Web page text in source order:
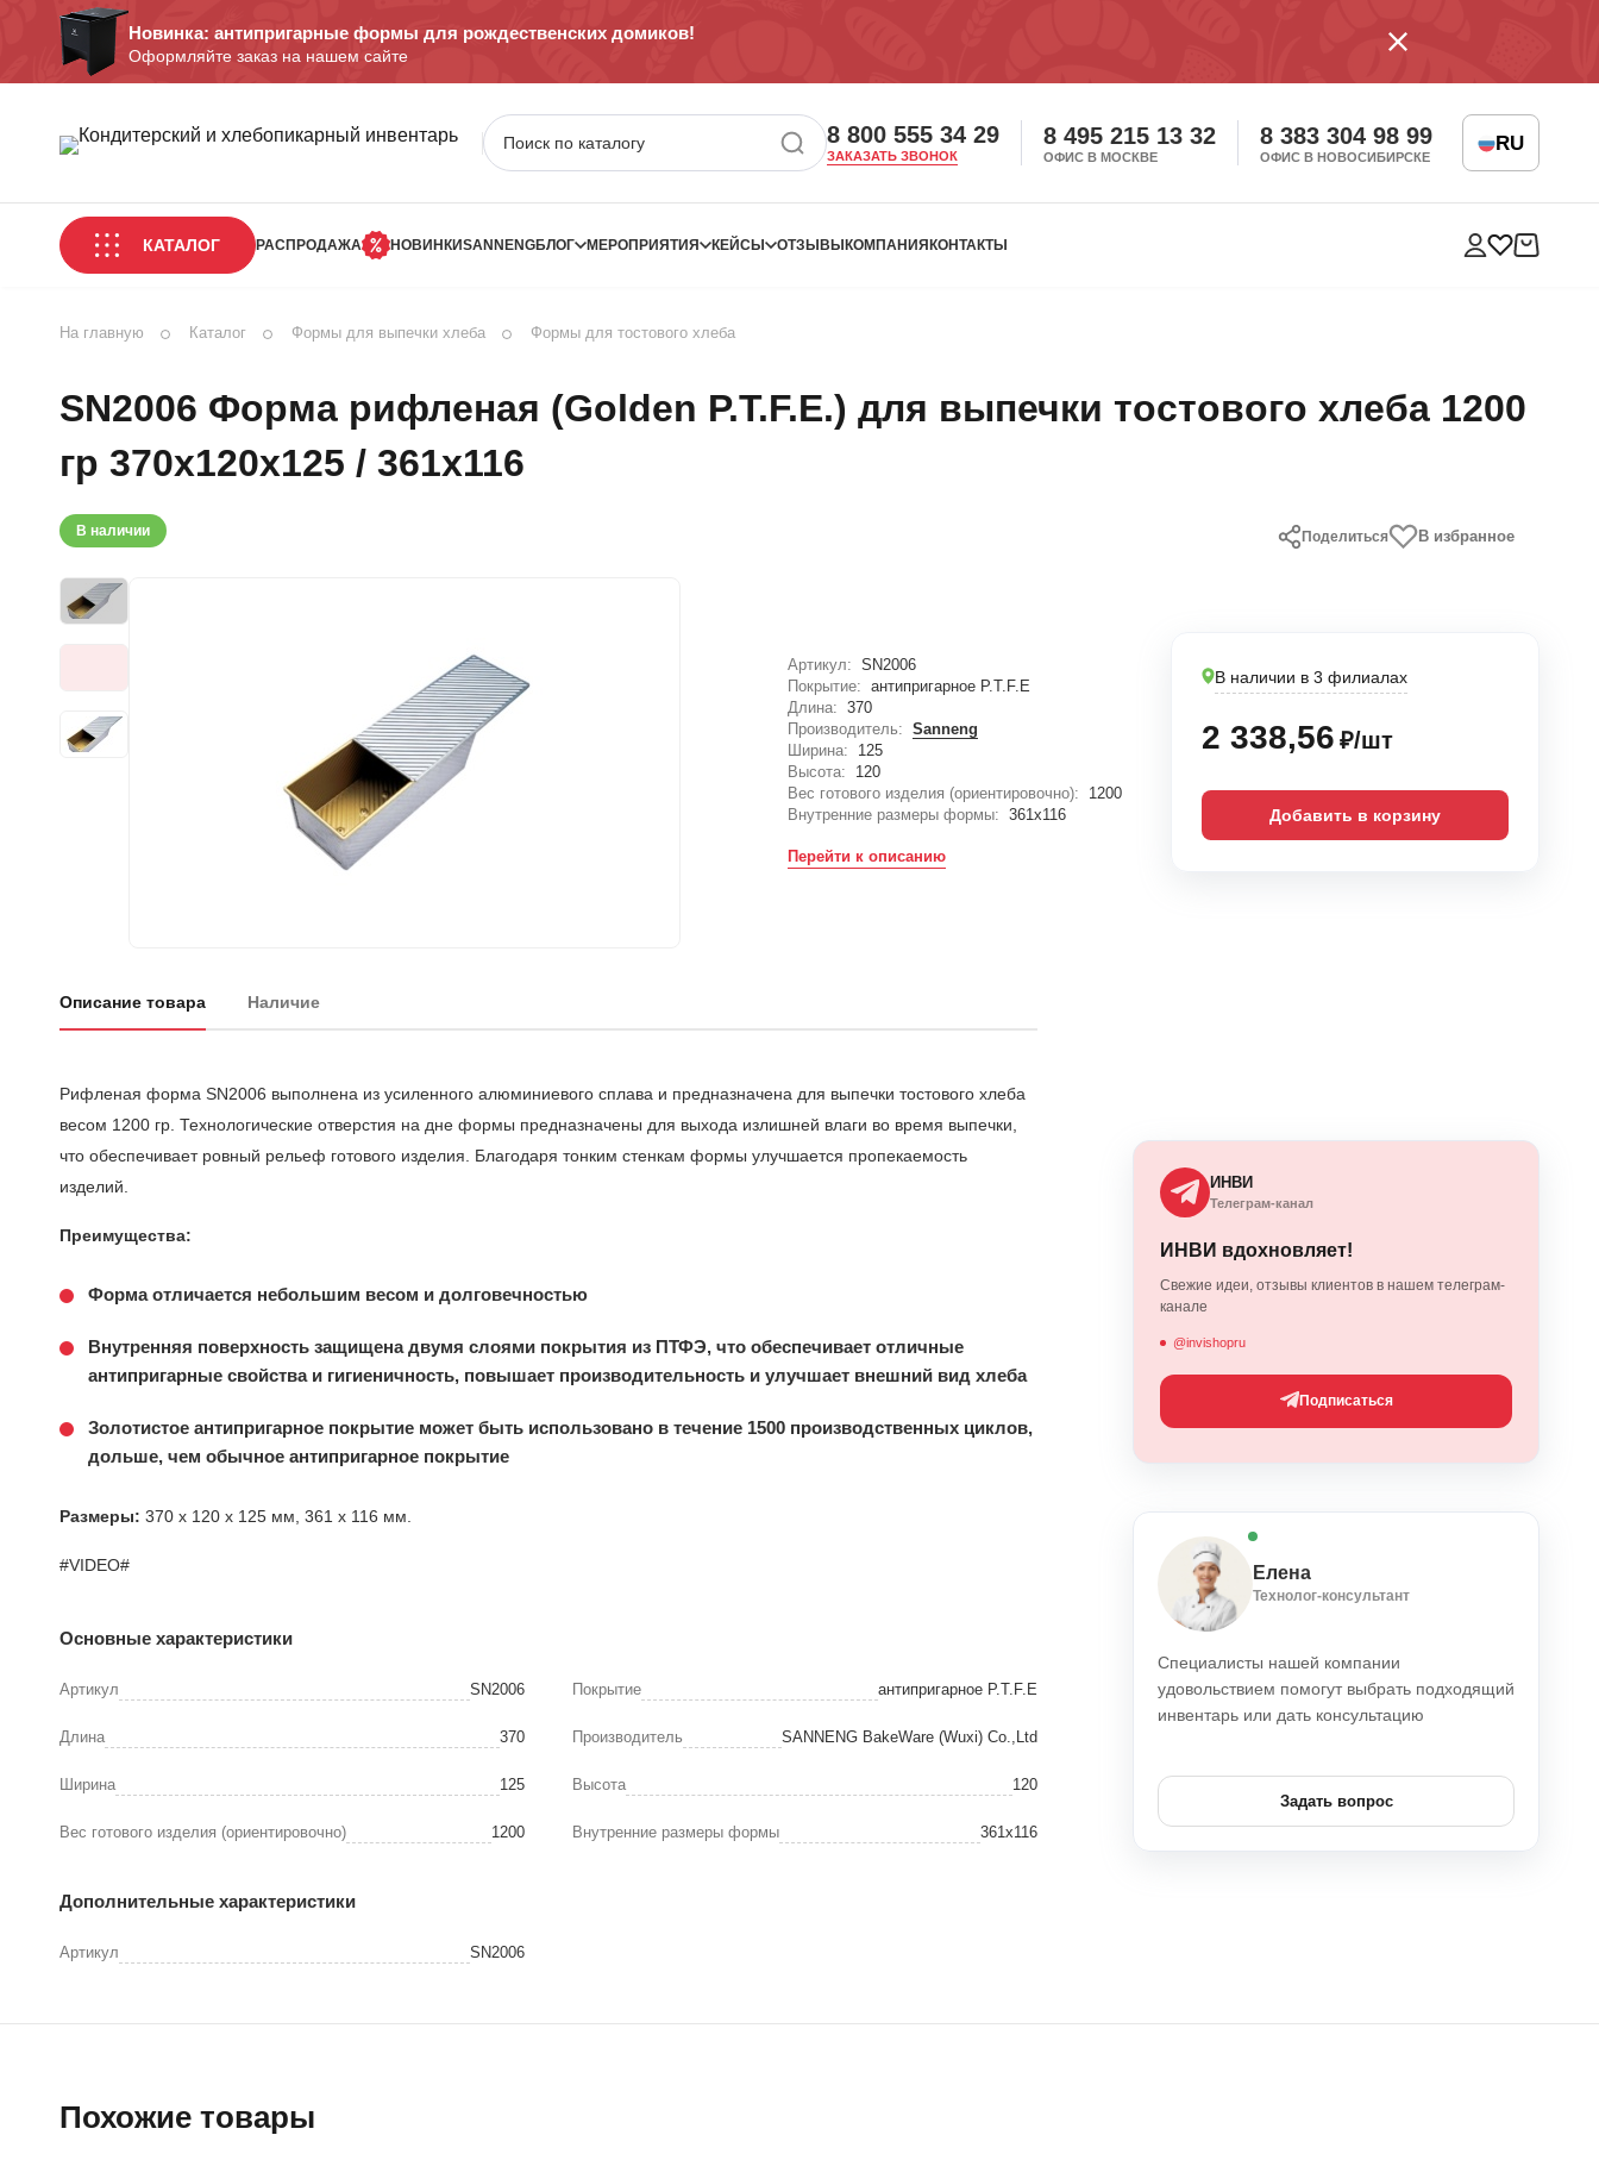
Новинка: антипригарные формы для рождественских домиков!
Оформляйте заказ на нашем сайте
8 800 555 34 29
ЗАКАЗАТЬ ЗВОНОК
8 495 215 13 32
ОФИС В МОСКВЕ
8 383 304 98 99
ОФИС В НОВОСИБИРСКЕ
RU
КАТАЛОГ РАСПРОДАЖА НОВИНКИSANNENGБЛОГ МЕРОПРИЯТИЯ КЕЙСЫ ОТЗЫВЫ КОМПАНИЯ КОНТАКТЫ
На главную Каталог Формы для выпечки хлеба Формы для тостового хлеба
SN2006 Форма рифленая (Golden P.T.F.E.) для выпечки тостового хлеба 1200
гр 370х120х125 / 361х116
В наличии
В наличии в 3 филиалах
2 338,56 ₽/шт
Добавить в корзину
В избранное
Поделиться
Артикул:
SN2006
Покрытие:
антипригарное P.T.F.E
Длина:
370
Производитель:
Sanneng
Ширина:
125
Высота:
120
Вес готового изделия (ориентировочно):
1200
Внутренние размеры формы:
361х116
Перейти к описанию
Описание товара Наличие
Рифленая форма SN2006 выполнена из усиленного алюминиевого сплава и предназначена для выпечки тостового хлеба
весом 1200 гр. Технологические отверстия на дне формы предназначены для выхода излишней влаги во время выпечки,
что обеспечивает ровный рельеф готового изделия. Благодаря тонким стенкам формы улучшается пропекаемость
изделий.
Преимущества:
Форма отличается небольшим весом и долговечностью
Внутренняя поверхность защищена двумя слоями покрытия из ПТФЭ, что обеспечивает отличные
антипригарные свойства и гигиеничность, повышает производительность и улучшает внешний вид хлеба
Золотистое антипригарное покрытие может быть использовано в течение 1500 производственных циклов,
дольше, чем обычное антипригарное покрытие
Размеры: 370 х 120 х 125 мм, 361 х 116 мм.
#VIDEO#
Основные характеристики
Артикул SN2006 Покрытие антипригарное P.T.F.E
Длина 370 Производитель SANNENG BakeWare (Wuxi) Co.,Ltd
Ширина 125 Высота 120
Вес готового изделия (ориентировочно) 1200 Внутренние размеры формы 361х116
Дополнительные характеристики
Артикул SN2006
ИНВИ
Телеграм-канал
ИНВИ вдохновляет!
Свежие идеи, отзывы клиентов в нашем телеграм-
канале
@invishopru
Подписаться
Елена
Технолог-консультант
Специалисты нашей компании
удовольствием помогут выбрать подходящий
инвентарь или дать консультацию
Задать вопрос
Похожие товары